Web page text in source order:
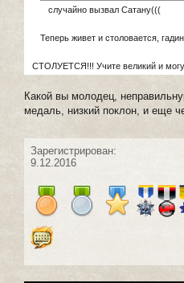
случайно вызвал Сатану(((
Теперь живет и столовается,
СТОЛУЕТСЯ!!! Учите великий и
Какой вы молодец,
медаль, низкий поклон, и еще
Зарегистрирован:
9.12.2016